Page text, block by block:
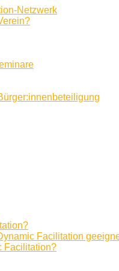
Netzwerk
Facilitation
Facilitation?